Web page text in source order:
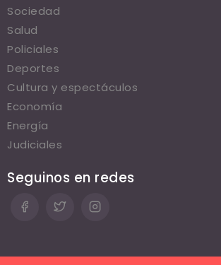
Sociedad
Salud
Policiales
Deportes
Cultura y espectáculos
Economía
Energía
Judiciales
Seguinos en redes